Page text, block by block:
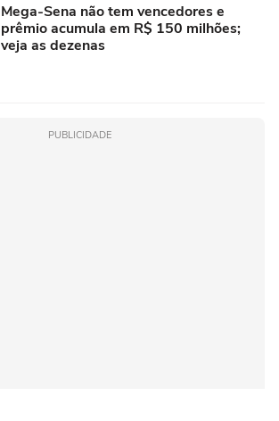
Mega-Sena não tem vencedores e
prêmio acumula em R$ 150 milhões;
veja as dezenas
PUBLICIDADE